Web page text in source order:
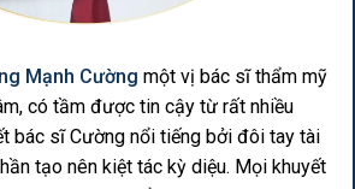
Mạnh Cường một vị bác sĩ thẩm mỹ
có tầm được tin cậy từ rất nhiều
bác sĩ Cường nổi tiếng bởi đôi tay tài
tạo nên kiệt tác kỳ diệu. Mọi khuyết